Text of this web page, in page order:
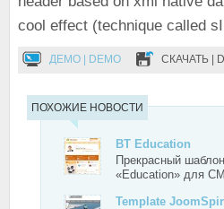
cool effect (technique called
ДЕМО | DEMO СКАЧАТЬ |
ПОХОЖИЕ НОВОСТИ
BT Education
Прекрасный шаблон
«Education» для
Template